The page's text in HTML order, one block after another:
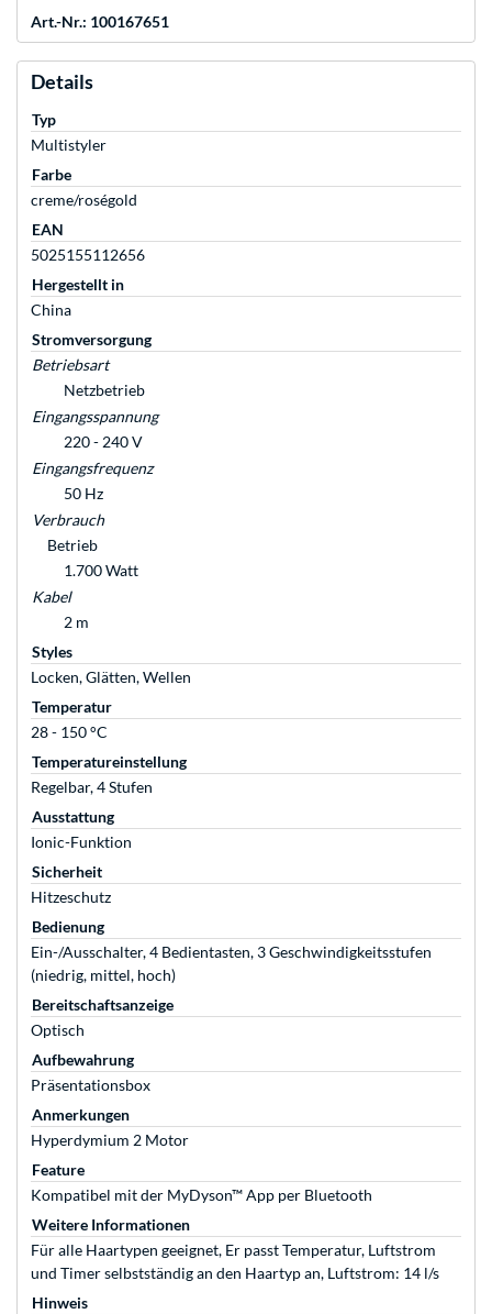
Art.-Nr.: 100167651
Details
Typ
Multistyler
Farbe
creme/roségold
EAN
5025155112656
Hergestellt in
China
Stromversorgung
Betriebsart
Netzbetrieb
Eingangsspannung
220 - 240 V
Eingangsfrequenz
50 Hz
Verbrauch
Betrieb
1.700 Watt
Kabel
2 m
Styles
Locken, Glätten, Wellen
Temperatur
28 - 150 °C
Temperatureinstellung
Regelbar, 4 Stufen
Ausstattung
Ionic-Funktion
Sicherheit
Hitzeschutz
Bedienung
Ein-/Ausschalter, 4 Bedientasten, 3 Geschwindigkeitsstufen
(niedrig, mittel, hoch)
Bereitschaftsanzeige
Optisch
Aufbewahrung
Präsentationsbox
Anmerkungen
Hyperdymium 2 Motor
Feature
Kompatibel mit der MyDyson™ App per Bluetooth
Weitere Informationen
Für alle Haartypen geeignet, Er passt Temperatur, Luftstrom
und Timer selbstständig an den Haartyp an, Luftstrom: 14 l/s
Hinweis